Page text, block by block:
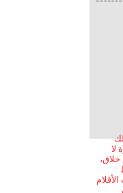
لا
خلاق،